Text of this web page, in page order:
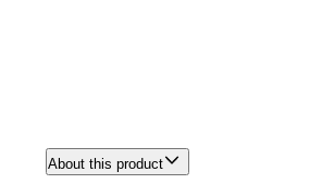
About this product